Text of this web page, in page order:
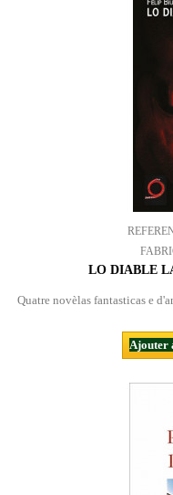
LO DIABLE
Quatre novèlas fantasticas e
Ajouter